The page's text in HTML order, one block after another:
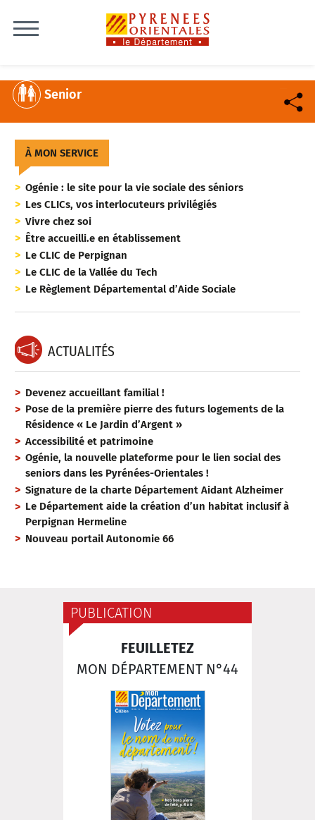
Senior
À MON SERVICE
Ogénie : le site pour la vie sociale des séniors
Les CLICs, vos interlocuteurs privilégiés
Vivre chez soi
Être accueilli.e en établissement
Le CLIC de Perpignan
Le CLIC de la Vallée du Tech
Le Règlement Départemental d’Aide Sociale
ACTUALITÉS
Devenez accueillant familial !
Pose de la première pierre des futurs logements de la
Résidence « Le Jardin d’Argent »
Accessibilité et patrimoine
Ogénie, la nouvelle plateforme pour le lien social des
seniors dans les Pyrénées-Orientales !
Signature de la charte Département Aidant Alzheimer
Le Département aide la création d’un habitat inclusif à
Perpignan Hermeline
Nouveau portail Autonomie 66
PUBLICATION
FEUILLETEZ
MON DÉPARTEMENT N°44